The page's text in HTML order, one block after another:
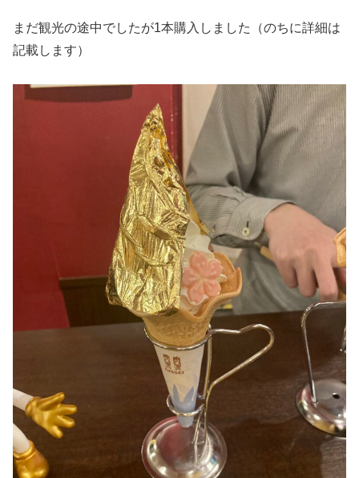
まだ観光の途中でしたが1本購入しました（のちに詳細は
記載します）